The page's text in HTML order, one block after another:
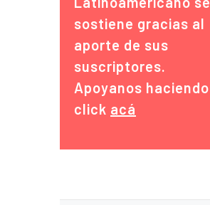
sostiene gracias al
aporte de sus
suscriptores.
Apoyanos haciendo
click acá